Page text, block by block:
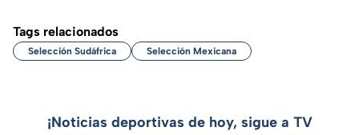
Tags relacionados
Selección Sudáfrica Selección Mexicana
¡Noticias deportivas de hoy, sigue a TV